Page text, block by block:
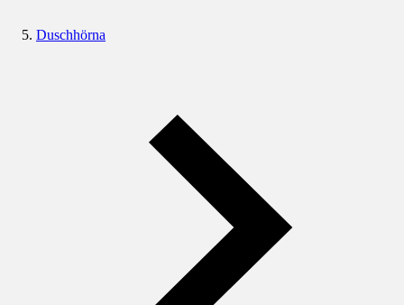
Duschhörna